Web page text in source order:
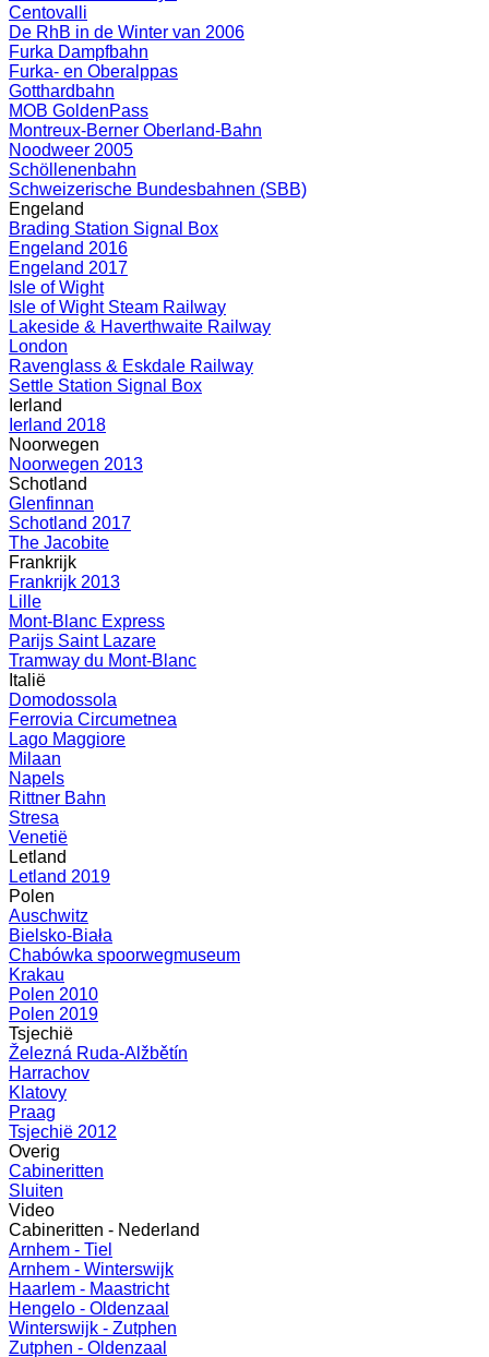
Centovalli
De RhB in de Winter van 2006
Furka Dampfbahn
Furka- en Oberalppas
Gotthardbahn
MOB GoldenPass
Montreux-Berner Oberland-Bahn
Noodweer 2005
Schöllenenbahn
Schweizerische Bundesbahnen (SBB)
Engeland
Brading Station Signal Box
Engeland 2016
Engeland 2017
Isle of Wight
Isle of Wight Steam Railway
Lakeside & Haverthwaite Railway
London
Ravenglass & Eskdale Railway
Settle Station Signal Box
Ierland
Ierland 2018
Noorwegen
Noorwegen 2013
Schotland
Glenfinnan
Schotland 2017
The Jacobite
Frankrijk
Frankrijk 2013
Lille
Mont-Blanc Express
Parijs Saint Lazare
Tramway du Mont-Blanc
Italië
Domodossola
Ferrovia Circumetnea
Lago Maggiore
Milaan
Napels
Rittner Bahn
Stresa
Venetië
Letland
Letland 2019
Polen
Auschwitz
Bielsko-Biała
Chabówka spoorwegmuseum
Krakau
Polen 2010
Polen 2019
Tsjechië
Železná Ruda-Alžbětín
Harrachov
Klatovy
Praag
Tsjechië 2012
Overig
Cabineritten
Sluiten
Video
Cabineritten - Nederland
Arnhem - Tiel
Arnhem - Winterswijk
Haarlem - Maastricht
Hengelo - Oldenzaal
Winterswijk - Zutphen
Zutphen - Oldenzaal